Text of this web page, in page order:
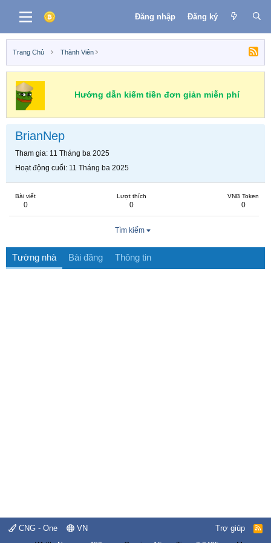
Đăng nhập Đăng ký
Trang Chủ Thành Viên
Hướng dẫn kiếm tiền đơn giản miễn phí
BrianNep
Tham gia 11 Tháng ba 2025
Hoạt động cuối 11 Tháng ba 2025
Bài viết
0
Lượt thích
0
VNB Token
0
Tìm kiếm
Tường nhà Bài đăng Thông tin
CNG - One VN Trợ giúp
R